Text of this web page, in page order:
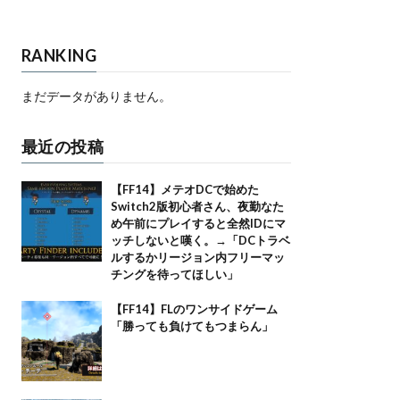
RANKING
まだデータがありません。
最近の投稿
【FF14】メテオDCで始めた
Switch2版初心者さん、夜勤なた
め午前にプレイすると全然IDにマ
ッチしないと嘆く。→「DCトラベ
ルするかリージョン内フリーマッ
チングを待ってほしい」
【FF14】FLのワンサイドゲーム
「勝っても負けてもつまらん」